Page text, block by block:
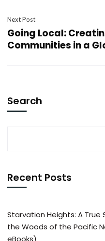
Next Post
Going Local:
Communities in a
Search
Recent Posts
Starvation Heights: A True
the Woods of the Pacific
eBooks)